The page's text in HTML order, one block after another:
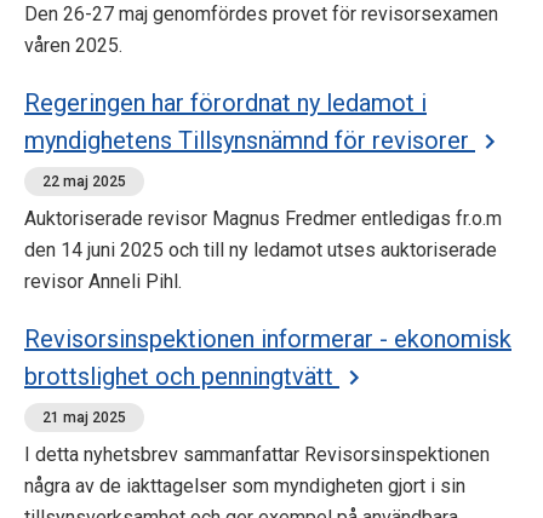
Den 26-27 maj genomfördes provet för revisorsexamen
våren 2025.
Regeringen har förordnat ny ledamot i
myndighetens Tillsynsnämnd för revisorer
22 maj 2025
Auktoriserade revisor Magnus Fredmer entledigas fr.o.m
den 14 juni 2025 och till ny ledamot utses auktoriserade
revisor Anneli Pihl.
Revisorsinspektionen informerar - ekonomisk
brottslighet och penningtvätt
21 maj 2025
I detta nyhetsbrev sammanfattar Revisorsinspektionen
några av de iakttagelser som myndigheten gjort i sin